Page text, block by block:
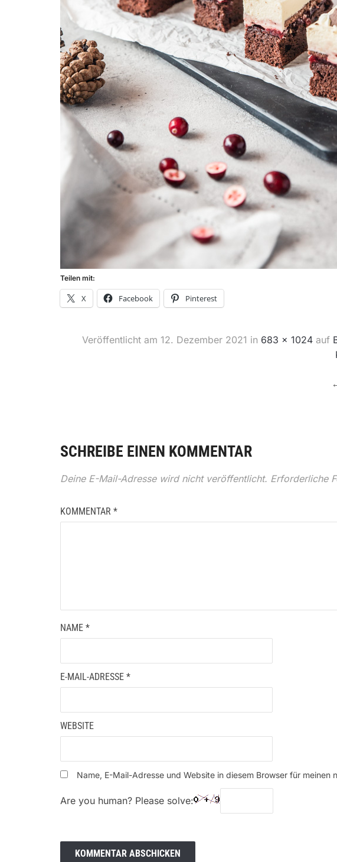
Teilen mit:
X Facebook Pinterest
Veröffentlicht am 12. Dezember 2021 in 683 × 1024 auf
SCHREIBE EINEN KOMMENTAR
Deine E-Mail-Adresse wird nicht veröffentlicht. Erforderliche
KOMMENTAR *
NAME *
E-MAIL-ADRESSE *
WEBSITE
Name, E-Mail-Adresse und Website in diesem Browser für meinen
Are you human? Please solve: